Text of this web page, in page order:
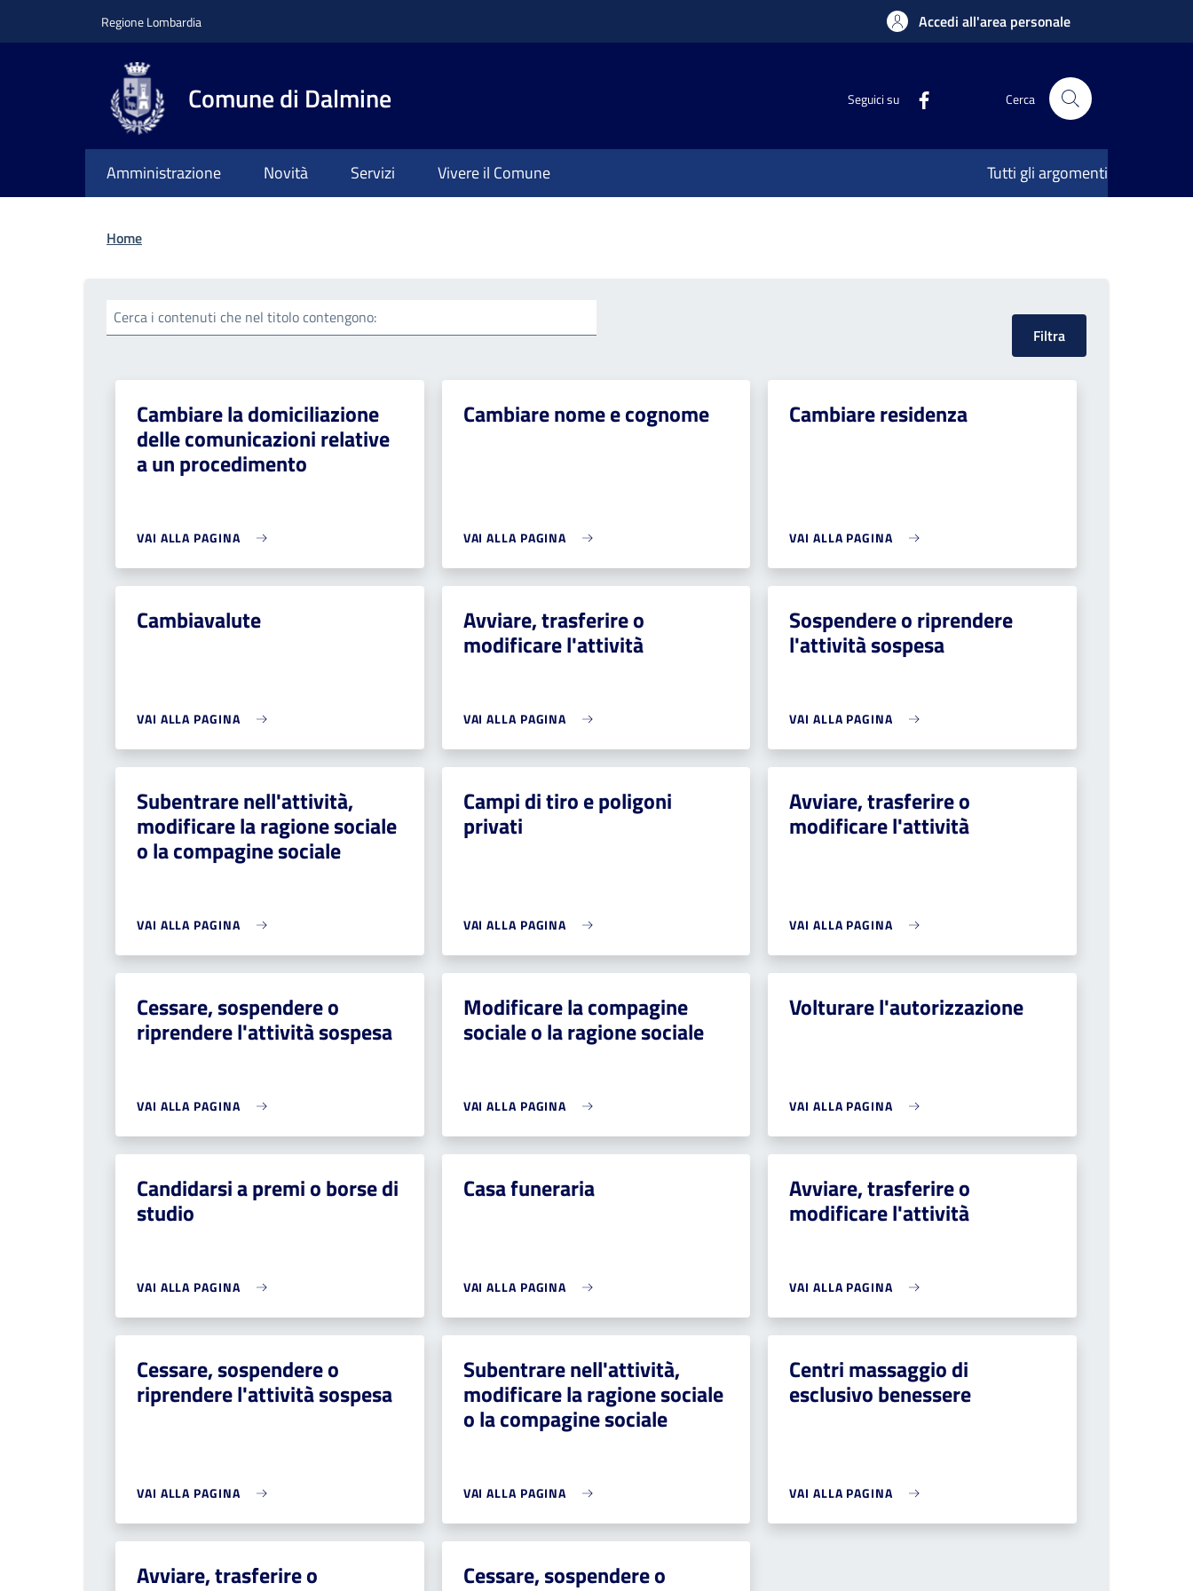
Regione Lombardia Accedi all'area personale
Comune di Dalmine Seguici su Cerca
Amministrazione Novità Servizi Vivere il Comune Tutti gli argomenti
Briciole di pane
Home
Cerca i contenuti che nel titolo contengono:
Cambiare la domiciliazione
delle comunicazioni relative
a un procedimento
VAI ALLA PAGINA
Cambiare nome e cognome
VAI ALLA PAGINA
Cambiare residenza
VAI ALLA PAGINA
Cambiavalute
VAI ALLA PAGINA
Avviare, trasferire o
modificare l'attività
VAI ALLA PAGINA
Sospendere o riprendere
l'attività sospesa
VAI ALLA PAGINA
Subentrare nell'attività,
modificare la ragione sociale
o la compagine sociale
VAI ALLA PAGINA
Campi di tiro e poligoni
privati
VAI ALLA PAGINA
Avviare, trasferire o
modificare l'attività
VAI ALLA PAGINA
Cessare, sospendere o
riprendere l'attività sospesa
VAI ALLA PAGINA
Modificare la compagine
sociale o la ragione sociale
VAI ALLA PAGINA
Volturare l'autorizzazione
VAI ALLA PAGINA
Candidarsi a premi o borse di
studio
VAI ALLA PAGINA
Casa funeraria
VAI ALLA PAGINA
Avviare, trasferire o
modificare l'attività
VAI ALLA PAGINA
Cessare, sospendere o
riprendere l'attività sospesa
VAI ALLA PAGINA
Subentrare nell'attività,
modificare la ragione sociale
o la compagine sociale
VAI ALLA PAGINA
Centri massaggio di
esclusivo benessere
VAI ALLA PAGINA
Avviare, trasferire o Cessare, sospendere o